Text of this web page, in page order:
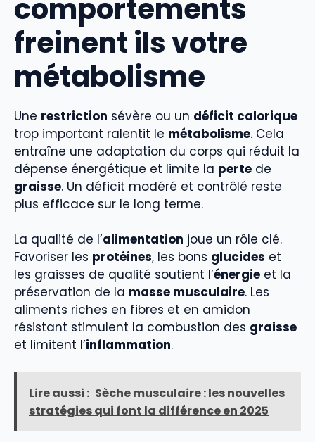
comportements
freinent ils votre
métabolisme
Une restriction sévère ou un déficit calorique
trop important ralentit le métabolisme. Cela
entraîne une adaptation du corps qui réduit la
dépense énergétique et limite la perte de
graisse. Un déficit modéré et contrôlé reste
plus efficace sur le long terme.
La qualité de l’alimentation joue un rôle clé.
Favoriser les protéines, les bons glucides et
les graisses de qualité soutient l’énergie et la
préservation de la masse musculaire. Les
aliments riches en fibres et en amidon
résistant stimulent la combustion des graisse
et limitent l’inflammation.
Lire aussi : Sèche musculaire : les nouvelles
stratégies qui font la différence en 2025